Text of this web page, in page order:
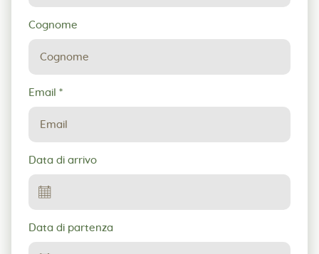
Cognome
Email *
Data di arrivo
Data di partenza